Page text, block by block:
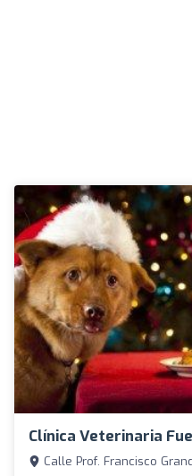
Clínica Veterinaria
Calle Prof. Francisco